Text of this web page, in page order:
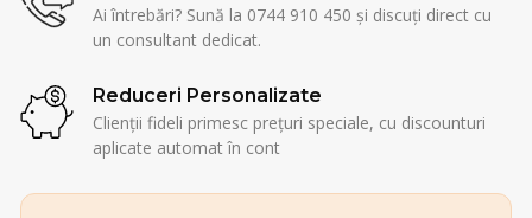
Ai întrebări? Sună la 0744 910 450 și discuți direct cu
un consultant dedicat.
Reduceri Personalizate
Clienții fideli primesc prețuri speciale, cu discounturi
aplicate automat în cont